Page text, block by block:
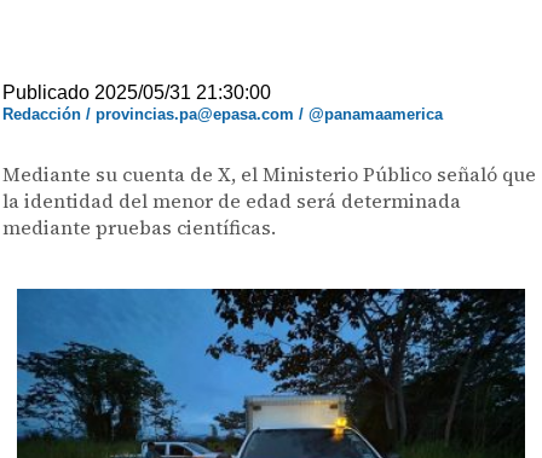
Publicado 2025/05/31 21:30:00
Redacción / provincias.pa@epasa.com / @panamaamerica
Mediante su cuenta de X, el Ministerio Público señaló que
la identidad del menor de edad será determinada
mediante pruebas científicas.